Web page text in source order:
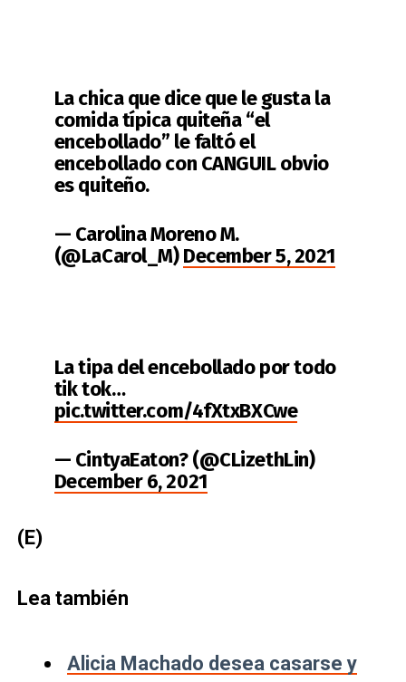
La chica que dice que le gusta la
comida típica quiteña “el
encebollado” le faltó el
encebollado con CANGUIL obvio
es quiteño.
— Carolina Moreno M.
(@LaCarol_M)December 5, 2021
La tipa del encebollado por todo
tik tok…
pic.twitter.com/4fXtxBXCwe
— CintyaEaton? (@CLizethLin)
December 6, 2021
(E)
Lea también
Alicia Machado desea casarse y